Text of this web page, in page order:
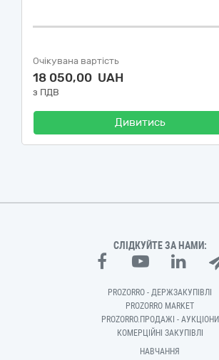
Очікувана вартість
18 050,00 UAH
з ПДВ
Дивитись
СЛІДКУЙТЕ ЗА НАМИ:
PROZORRO - ДЕРЖЗАКУПІВЛІ
PROZORRO MARKET
PROZORRO.ПРОДАЖІ - АУКЦІОНИ
КОМЕРЦІЙНІ ЗАКУПІВЛІ
НАВЧАННЯ